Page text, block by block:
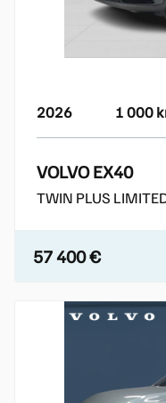
2026 1 000
VOLVO EX40
TWIN PLUS
57 400 €